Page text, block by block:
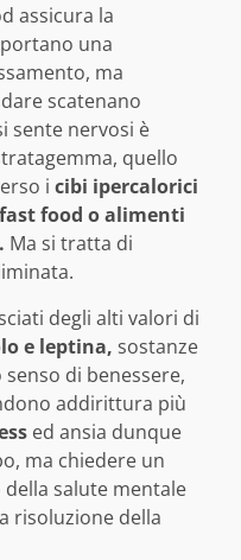
assicura la
una
ma
scatenano
sente nervosi è
quello
i cibi ipercalorici
food o alimenti
Ma si tratta di
degli alti valori di
e leptina, sostanze
di benessere,
addirittura più
ed ansia dunque
ma chiedere un
salute mentale
risoluzione della